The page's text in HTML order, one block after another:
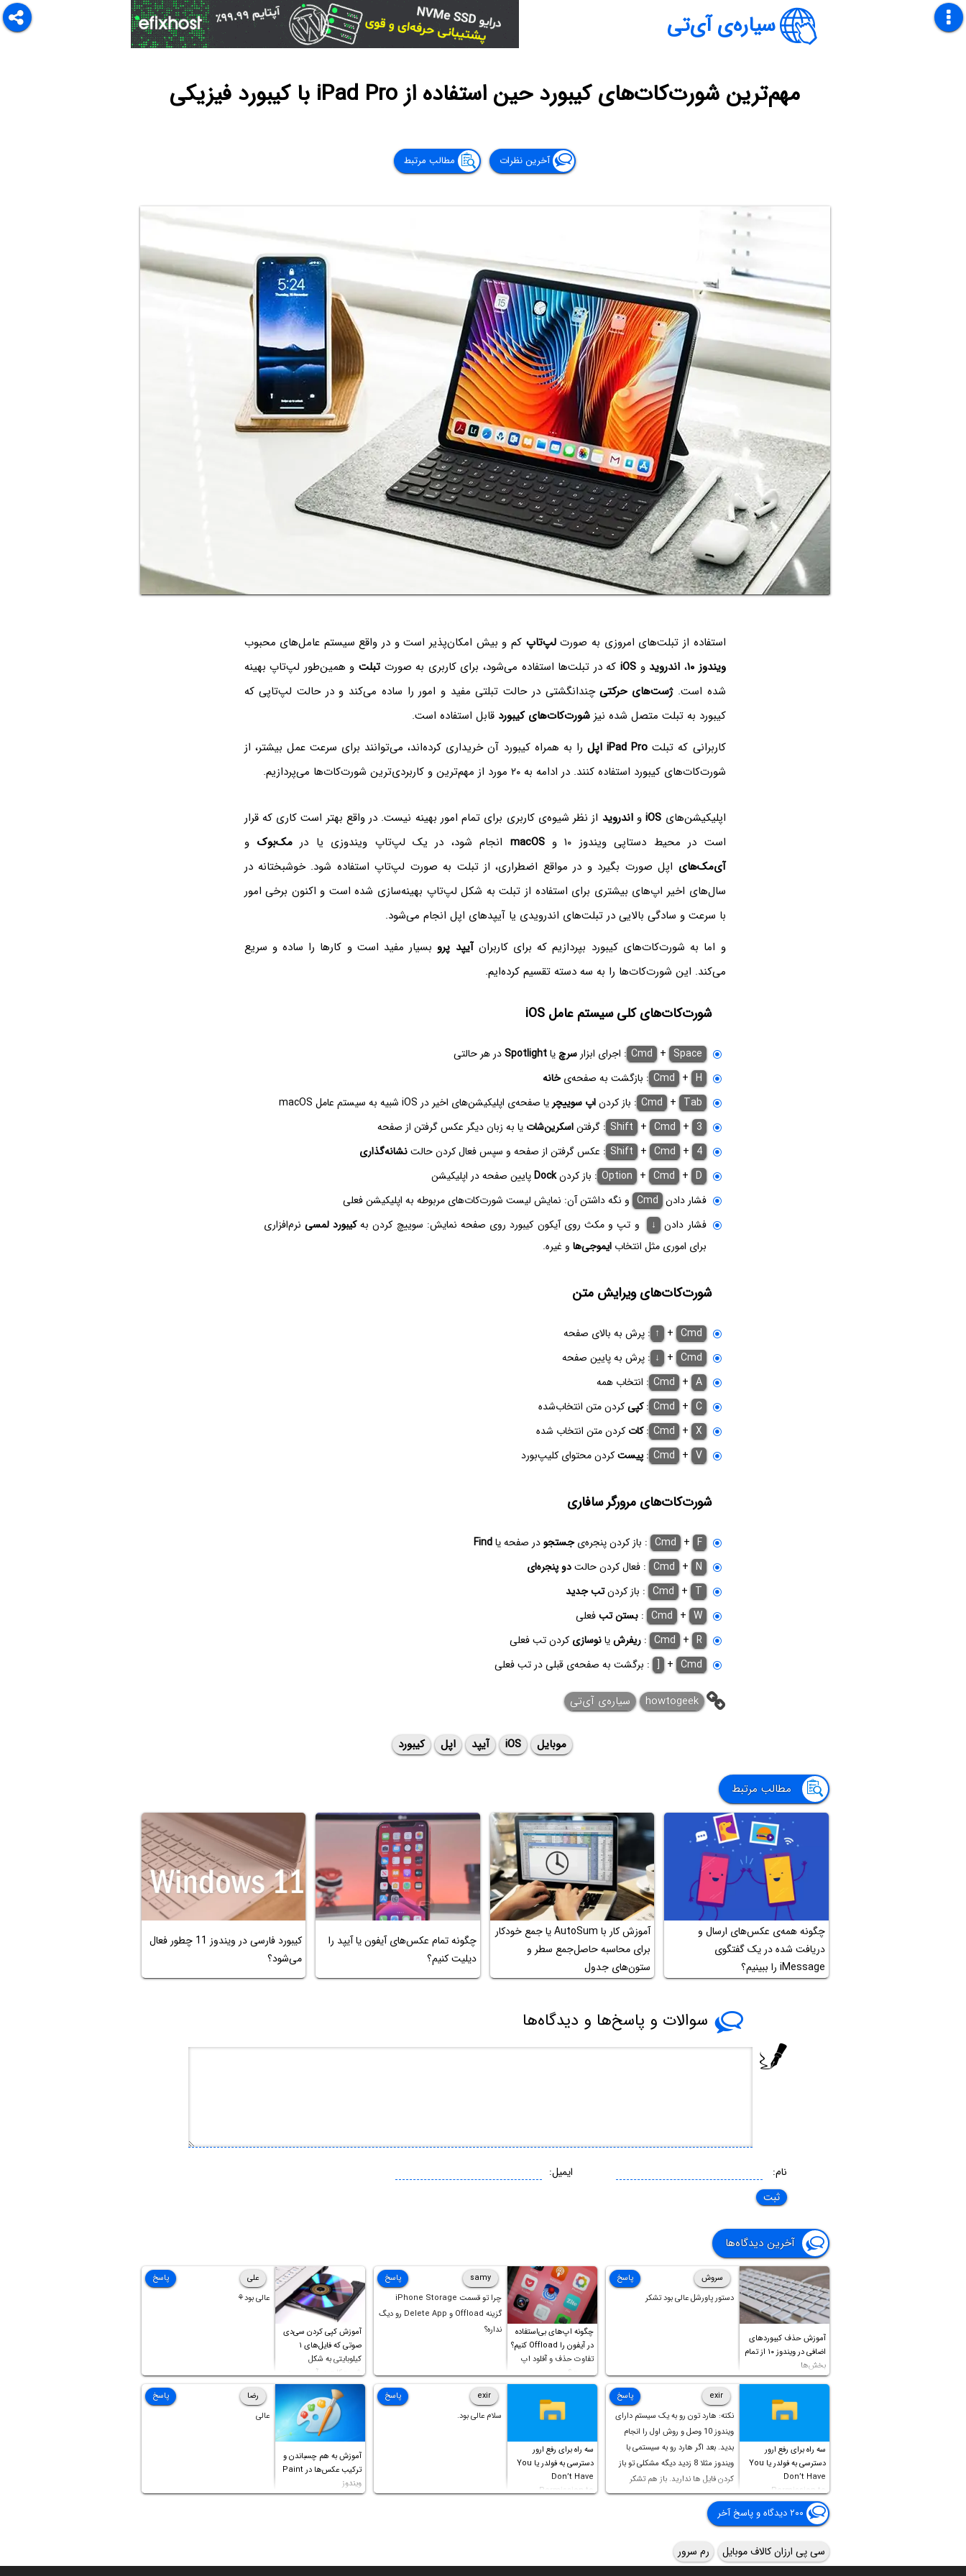
سیاره‌ی آی‌تی
مهم‌ترین شورت‌کات‌های کیبورد حین استفاده از iPad Pro با کیبورد فیزیکی
آخرین نظرات مطالب مرتبط
استفاده از تبلت‌های امروزی به صورتلپ‌تاپ کم و بیش امکان‌پذیر است و در واقع سیستم عامل‌های محبوب
ویندوز ۱۰ ، اندروید و iOSکه در تبلت‌ها استفاده می‌شود، برای کاربری به صورتتبلت و همین‌طور لپ‌تاپ بهینه
شده است.ژست‌های حرکتیچندانگشتی در حالت تبلتی مفید و امور را ساده می‌کند و در حالت لپ‌تاپی که
کیبورد به تبلت متصل شده نیزشورت‌کات‌های کیبورد قابل استفاده است.
کاربرانی که تبلت iPad Pro اپل را به همراه کیبورد آن خریداری کرده‌اند، می‌توانند برای سرعت عمل بیشتر، از
شورت‌کات‌های کیبورد استفاده کنند. در ادامه به ۲۰ مورد از مهم‌ترین و کاربردی‌ترین شورت‌کات‌ها می‌پردازیم.
اپلیکیشن‌های iOS‌واندروید از نظر شیوه‌ی کاربری برای تمام امور بهینه نیست. در واقع بهتر است کاری که قرار
است در محیط دستاپی ویندوز ۱۰ و
macOS انجام شود، در یک لپ‌تاپ ویندوزی یا درمک‌بوک و
آی‌مک‌های اپل صورت بگیرد و در مواقع اضطراری، از تبلت به صورت لپ‌تاپ استفاده شود. خوشبختانه در
سال‌های اخیر اپ‌های بیشتری برای استفاده از تبلت به شکل لپ‌تاپ بهینه‌سازی شده است و اکنون برخی امور
با سرعت و سادگی بالایی در تبلت‌های اندرویدی یا آیپدهای اپل انجام می‌شود.
و اما به شورت‌کات‌های کیبورد بپردازیم که برای کاربرانآیپد پروبسیار مفید است و کارها را ساده و سریع
می‌کند. این شورت‌کات‌ها را به سه دسته تقسیم کرده‌ایم.
شورت‌کات‌های کلی سیستم عامل iOS
Cmd + Space : اجرای ابزارسرچیاSpotlightدر هر حالتی
Cmd + H : بازگشت به صفحه‌یخانه
Cmd + Tab : باز کردناپ سوییچر یا صفحه‌ی اپلیکیشن‌های اخیر در iOS شبیه به سیستم عامل macOS
Shift + Cmd + 3 : گرفتناسکرین‌شات یا به زبان دیگر عکس گرفتن از صفحه
Shift + Cmd + 4 : عکس گرفتن از صفحه و سپس فعال کردن حالتنشانه‌گذاری
Option + Cmd + D : باز کردنDockپایین صفحه در اپلیکیشن
فشار دادن Cmd و نگه داشتن آن: نمایش لیست شورت‌کات‌های مربوطه به اپلیکیشن فعلی
فشار دادن ↓ و تپ و مکث روی آیکون کیبورد روی صفحه نمایش: سوییچ کردن بهکیبورد لمسی نرم‌افزاری
برای اموری مثل انتخابایموجی‌ها و غیره.
شورت‌کات‌های ویرایش متن
Cmd
+
↑ : پرش به بالای صفحه
Cmd
+
↓ : پرش به پایین صفحه
Cmd + A
: انتخاب همه
Cmd + C
:کپیکردن متن انتخاب‌شده
Cmd + X
:کات کردن متن انتخاب شده
Cmd + V
:پیستکردن محتوای کلیپ‌بورد
شورت‌کات‌های مرورگر سافاری
Cmd + F : باز کردن پنجره‌یجستجودر صفحه یاFind
Cmd + N : فعال کردن حالتدو پنجره‌ای
Cmd + T : باز کردنتب جدید
Cmd + W
:بستن تبفعلی
Cmd + R
:ریفرشیانوسازی کردن تب فعلی
Cmd
+
[ : برگشت به صفحه‌ی قبلی در تب فعلی
howtogeek سیاره‌ی ‌آی‌تی
موبایل iOS آیپد اپل کیبورد
مطالب مرتبط
چگونه همه‌ی عکس‌های ارسال و
دریافت شده در یک گفتگوی
iMessage را ببینیم؟
آموزش کار با AutoSum یا جمع خودکار
برای محاسبه حاصل‌جمع سطر و
ستون‌های جدول
چگونه تمام عکس‌های آیفون یا آیپد را
دیلیت کنیم؟
کیبورد فارسی در ویندوز 11 چطور فعال
می‌شود؟
سوالات و پاسخ‌ها و دیدگاه‌ها
نام: ایمیل:
آخرین دیدگاه‌ها
آموزش حذف کیبوردهای
اضافی در ویندوز ۱۰ از تمام
بخش‌ها
سروش
دستور پاورشل عالی بود تشکر
پاسخ
چگونه اپ‌های بی‌استفاده
در آیفون را Offload کنیم؟
تفاوت حذف و آفلود اپ
چیست؟
samy
چرا تو قسمت iPhone Storage
گزینه Offload و Delete App رو دیگ
نداره؟
پاسخ
آموزش کپی کردن سی‌دی
صوتی که فایل‌های ۱
کیلوبایتی به شکل
شورت‌کات در آن موجود
است!
علی
عالی بود⚘
پاسخ
سه راه برای رفع ارور
دسترسی به فولدر یا You
Don’t Have
Permission to
Access this folder
exir
نکته: هارد تون رو به یک سیستم دارای
ویندوز 10 وصل و روش اول را انجام
بدید. بعد اگر هارد رو به سیستمی با
ویندوز مثلا 8 زدید دیگه مشکلی تو باز
کردن فایل ها ندارید. باز هم تشکر
پاسخ
سه راه برای رفع ارور
دسترسی به فولدر یا You
Don’t Have
Permission to
exir
سلام عالی بود.
پاسخ
آموزش به هم چسباندن و
ترکیب عکس‌ها در Paint
ویندوز
رضا
عالی
پاسخ
۲۰۰ دیدگاه و پاسخ آخر
سی پی ارزان کالاف موبایل رم سرور